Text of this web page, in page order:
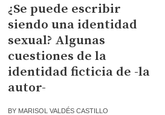
¿Se puede escribir
siendo una identidad
sexual? Algunas
cuestiones de la
identidad ficticia de -la
autor-
BY MARISOL VALDÉS CASTILLO